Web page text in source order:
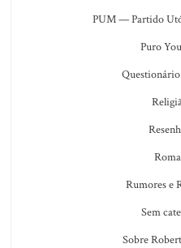
PUM — Partido
Puro
Rumores e
Sem
Sobre